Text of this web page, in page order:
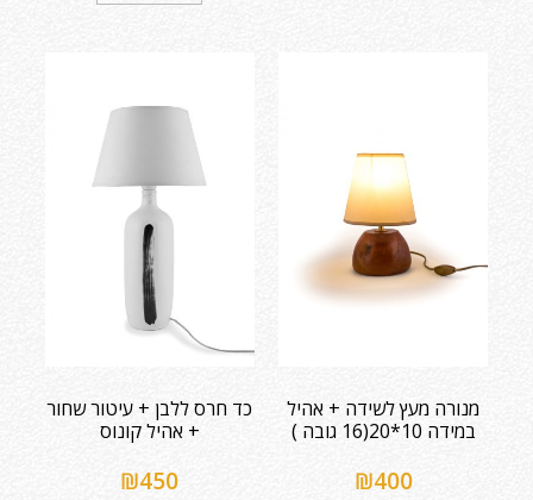
מנורה מעץ לשידה + אהיל
במידה 10*20(16 גובה )
₪400
כד חרס ללבן + עיטור שחור
+ אהיל קונוס
₪450